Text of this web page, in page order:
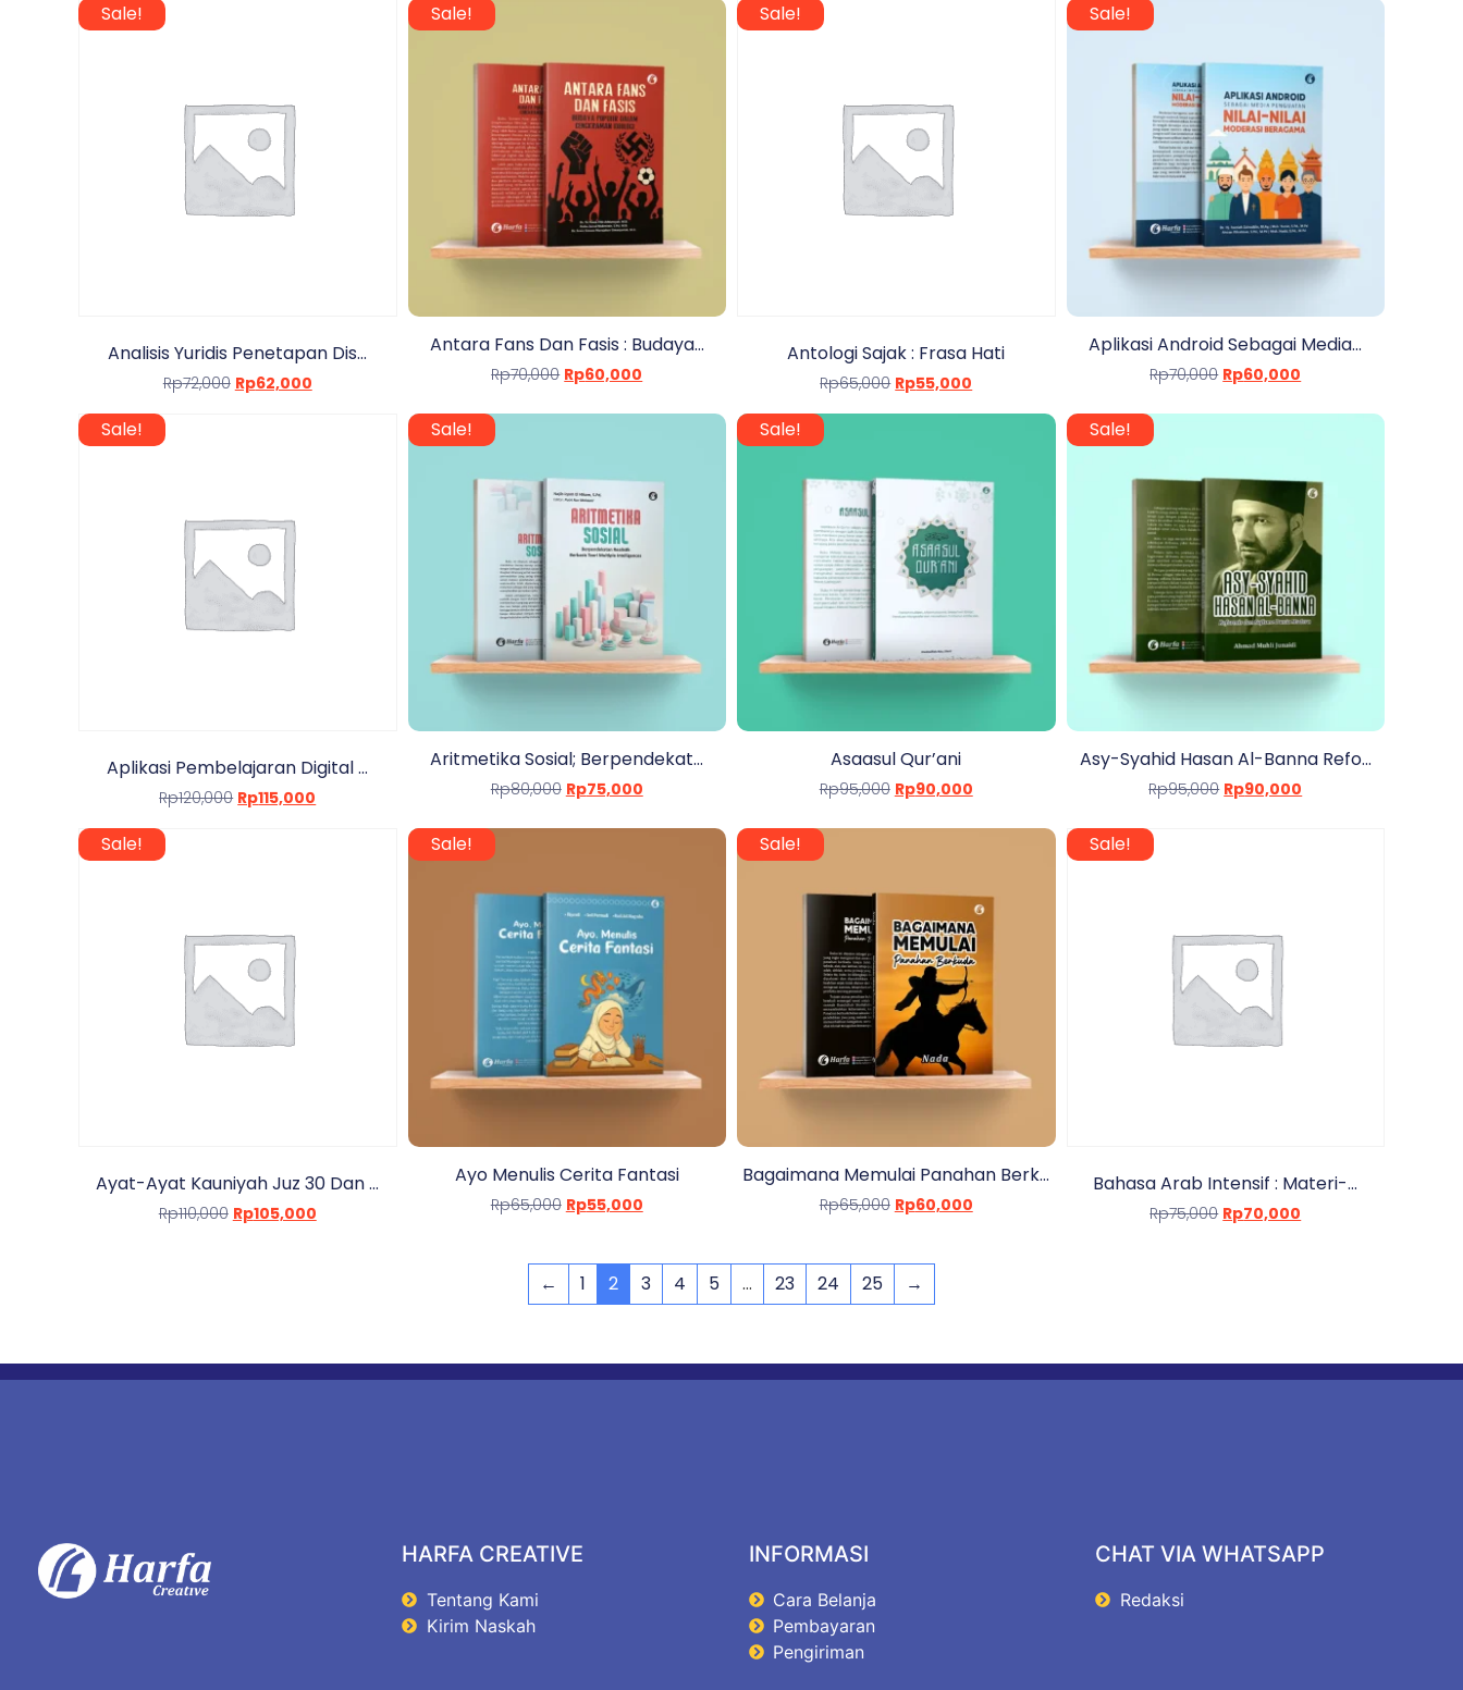
Sale!
Analisis Yuridis Penetapan Dis...
Rp72,000 Rp62,000
Sale!
Antara Fans Dan Fasis : Budaya...
Rp70,000 Rp60,000
Sale!
Antologi Sajak : Frasa Hati
Rp65,000 Rp55,000
Sale!
Aplikasi Android Sebagai Media...
Rp70,000 Rp60,000
Sale!
Aplikasi Pembelajaran Digital ...
Rp120,000 Rp115,000
Sale!
Aritmetika Sosial; Berpendekat...
Rp80,000 Rp75,000
Sale!
Asaasul Qur’ani
Rp95,000 Rp90,000
Sale!
Asy-Syahid Hasan Al-Banna Refo...
Rp95,000 Rp90,000
Sale!
Ayat-Ayat Kauniyah Juz 30 Dan ...
Rp110,000 Rp105,000
Sale!
Ayo Menulis Cerita Fantasi
Rp65,000 Rp55,000
Sale!
Bagaimana Memulai Panahan Berk...
Rp65,000 Rp60,000
Sale!
Bahasa Arab Intensif : Materi-...
Rp75,000 Rp70,000
← 1 2 3 4 5 … 23 24 25 →
HARFA CREATIVE
Tentang Kami
Kirim Naskah
INFORMASI
Cara Belanja
Pembayaran
Pengiriman
CHAT VIA WHATSAPP
Redaksi